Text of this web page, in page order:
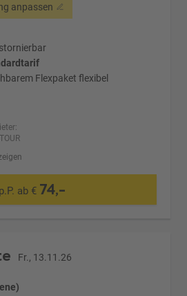
anpassen
Flexpaket flexibel
p.P. ab € 74,-
Fr., 13.11.26